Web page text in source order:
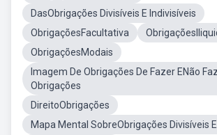
DasObrigações Divisíveis E Indivisíveis
ObrigaçõesFacultativa
ObrigaçõesModais
Imagem De Obrigações De Fazer ENão
Obrigações
DireitoObrigações
Mapa Mental SobreObrigações Divisíveis